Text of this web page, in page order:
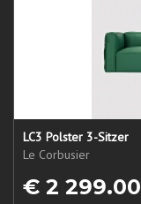
LC3 Polster 3-Sitzer
Le Corbusier
€ 2 299.00